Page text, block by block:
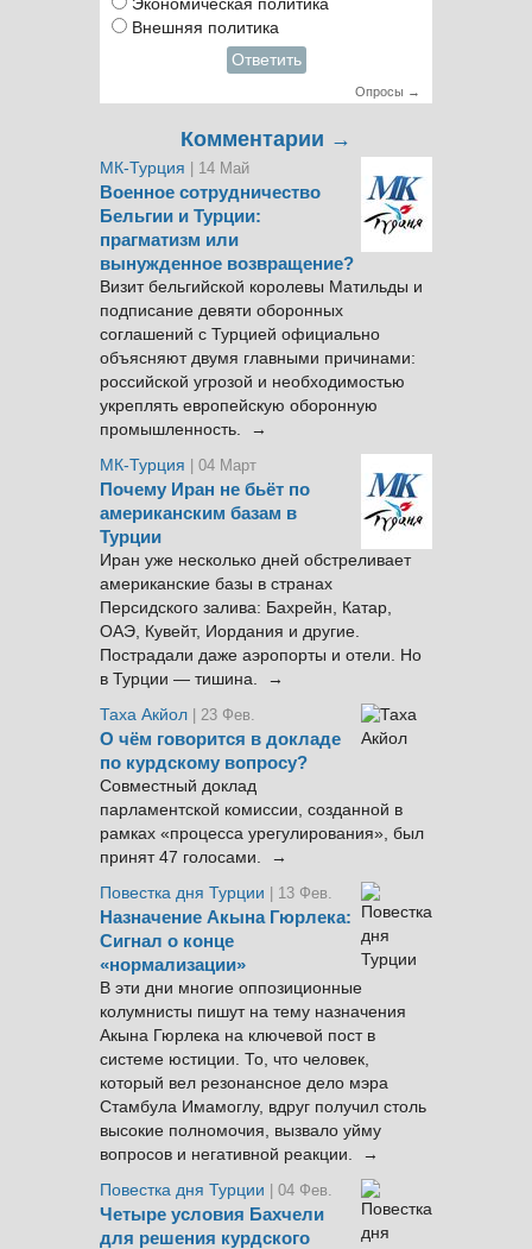
Экономическая политика
Внешняя политика
Ответить
Опросы →
Комментарии →
МК-Турция | 14 Май
Военное сотрудничество
Бельгии и Турции:
прагматизм или
вынужденное возвращение?
Визит бельгийской королевы Матильды и
подписание девяти оборонных
соглашений с Турцией официально
объясняют двумя главными причинами:
российской угрозой и необходимостью
укреплять европейскую оборонную
промышленность. →
МК-Турция
| 04 Март
Почему Иран не бьёт по
американским базам в
Турции
Иран уже несколько дней обстреливает
американские базы в странах
Персидского залива: Бахрейн, Катар,
ОАЭ, Кувейт, Иордания и другие.
Пострадали даже аэропорты и отели. Но
в Турции — тишина. →
Таха Акйол | 23 Фев.
О чём говорится в докладе
по курдскому вопросу?
Совместный доклад
парламентской комиссии, созданной в
рамках «процесса урегулирования», был
принят 47 голосами. →
Повестка дня Турции
| 13 Фев.
Назначение Акына Гюрлека:
Сигнал о конце
«нормализации»
В эти дни многие оппозиционные
колумнисты пишут на тему назначения
Акына Гюрлека на ключевой пост в
системе юстиции. То, что человек,
который вел резонансное дело мэра
Стамбула Имамоглу, вдруг получил столь
высокие полномочия, вызвало уйму
вопросов и негативной реакции. →
Повестка дня Турции
| 04 Фев.
Четыре условия Бахчели
для решения курдского